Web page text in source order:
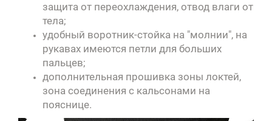
защита от переохлаждения, отвод влаги от
тела;
удобный воротник-стойка на "молнии", на
рукавах имеются петли для больших
пальцев;
дополнительная прошивка зоны локтей,
зона соединения с кальсонами на
пояснице.